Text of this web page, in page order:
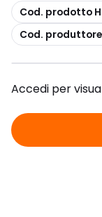
copia
Cod. prodotto
copia
Cod. produttore
Accedi per